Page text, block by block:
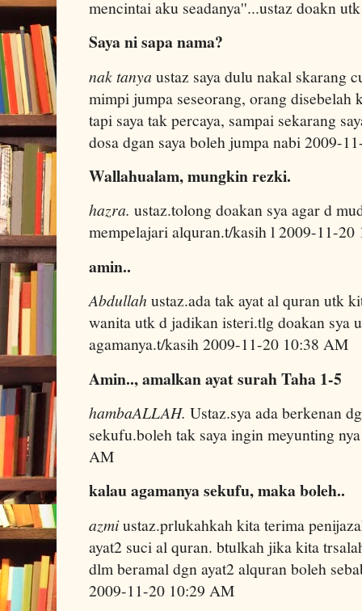
mencintai aku seadanya''...ustaz doakn
Saya ni sapa nama?
nak tanya ustaz saya dulu nakal skarang
mimpi jumpa seseorang, orang disebelah
tapi saya tak percaya, sampai sekarang
dosa dgan saya boleh jumpa nabi 2009-
Wallahualam, mungkin rezki.
hazra. ustaz.tolong doakan sya agar d
mempelajari alquran.t/kasih l 2009-11-
amin..
Abdullahustaz.ada tak ayat al quran utk
wanita utk d jadikan isteri.tlg doakan sya
agamanya.t/kasih 2009-11-20 10:38 AM
Amin.., amalkan ayat surah Taha 1-5
hambaALLAH. Ustaz.sya ada berkenan
sekufu.boleh tak saya ingin meyunting
AM
kalau agamanya sekufu, maka boleh..
azmiustaz.prlukahkah kita terima
ayat2 suci al quran. btulkah jika kita
dlm beramal dgn ayat2 alquran boleh
2009-11-20 10:29 AM